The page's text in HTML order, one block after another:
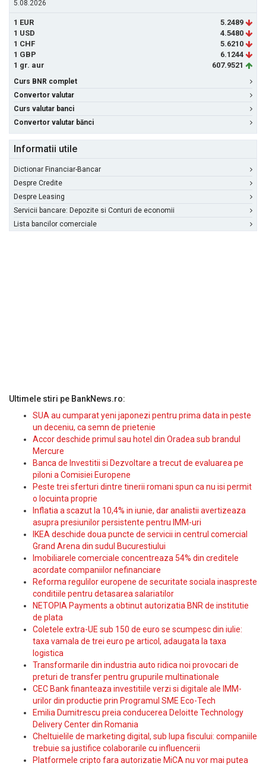
5.08.2026
1 EUR
5.2489
1 USD
4.5480
1 CHF
5.6210
1 GBP
6.1244
1 gr. aur
607.9521
Curs BNR complet
Convertor valutar
Curs valutar banci
Convertor valutar bănci
Informatii utile
Dictionar Financiar-Bancar
Despre Credite
Despre Leasing
Servicii bancare: Depozite si Conturi de economii
Lista bancilor comerciale
Ultimele stiri pe BankNews.ro:
SUA au cumparat yeni japonezi pentru prima data in peste
un deceniu, ca semn de prietenie
Accor deschide primul sau hotel din Oradea sub brandul
Mercure
Banca de Investitii si Dezvoltare a trecut de evaluarea pe
piloni a Comisiei Europene
Peste trei sferturi dintre tinerii romani spun ca nu isi permit
o locuinta proprie
Inflatia a scazut la 10,4% in iunie, dar analistii avertizeaza
asupra presiunilor persistente pentru IMM-uri
IKEA deschide doua puncte de servicii in centrul comercial
Grand Arena din sudul Bucurestiului
Imobiliarele comerciale concentreaza 54% din creditele
acordate companiilor nefinanciare
Reforma regulilor europene de securitate sociala inaspreste
conditiile pentru detasarea salariatilor
NETOPIA Payments a obtinut autorizatia BNR de institutie
de plata
Coletele extra-UE sub 150 de euro se scumpesc din iulie:
taxa vamala de trei euro pe articol, adaugata la taxa
logistica
Transformarile din industria auto ridica noi provocari de
preturi de transfer pentru grupurile multinationale
CEC Bank finanteaza investitiile verzi si digitale ale IMM-
urilor din productie prin Programul SME Eco-Tech
Emilia Dumitrescu preia conducerea Deloitte Technology
Delivery Center din Romania
Cheltuielile de marketing digital, sub lupa fiscului: companiile
trebuie sa justifice colaborarile cu influencerii
Platformele cripto fara autorizatie MiCA nu vor mai putea